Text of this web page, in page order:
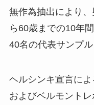
無作為抽出により
ら60歳までの10年
40名の代表サンプル
ヘルシンキ宣言によ
およびベルモント